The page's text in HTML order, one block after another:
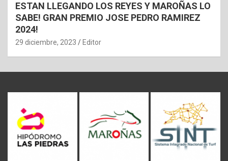
ESTAN LLEGANDO LOS REYES Y MAROÑAS LO
SABE! GRAN PREMIO JOSE PEDRO RAMIREZ
2024!
29 diciembre, 2023 Editor